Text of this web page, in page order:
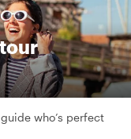
who’s perfect